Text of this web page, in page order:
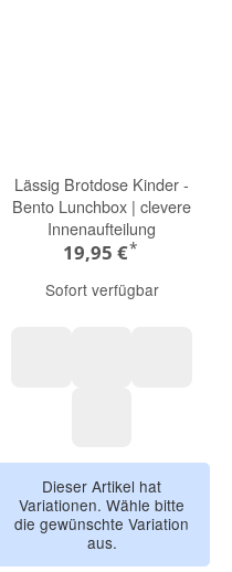
Lässig Brotdose Kinder -
Bento Lunchbox | clevere
Innenaufteilung
19,95 €*
Sofort verfügbar
Dieser Artikel hat
Variationen. Wähle bitte
die gewünschte Variation
aus.